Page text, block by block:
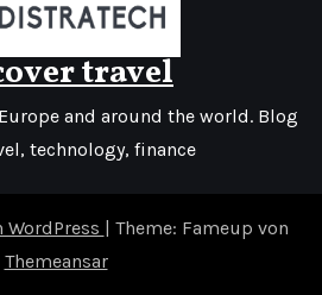
travel
and around the world. Blog
technology, finance
| Theme: Fameup von
Themeansar